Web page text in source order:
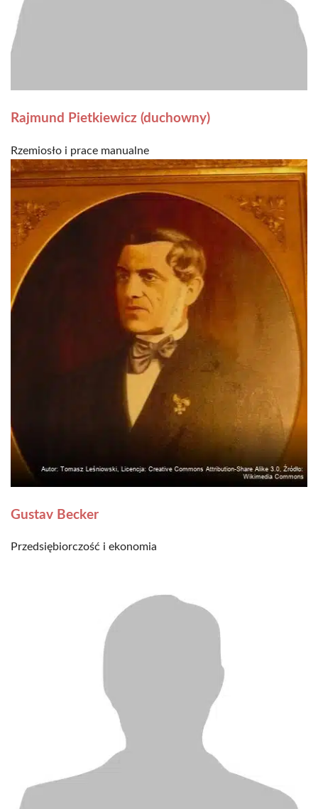
Rajmund Pietkiewicz (duchowny)
Rzemiosło i prace manualne
Gustav Becker
Przedsiębiorczość i ekonomia